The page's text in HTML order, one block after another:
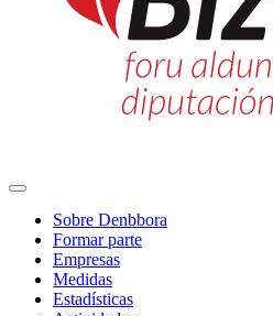
Navegación
principal
Sobre Denbbora
Formar parte
Empresas
Medidas
Estadísticas